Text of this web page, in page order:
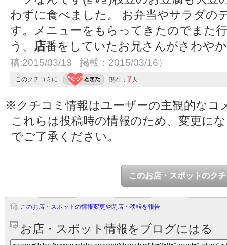
わずに食べました。 お弁当やサラダの
す。メニューをもらってきたのでまた
う、 店番をしていたお兄さんがさわや
稿:2015/03/13 掲載：2015/03/16）
このクチコミに 現在： 7人
※クチコミ情報はユーザーの主観的なコ
これらは投稿時の情報のため、変更に
でご了承ください。
このお店・スポットのク
このお店・スポットの情報変更や閉店・移転を報告
お店・スポット情報をブログにはる